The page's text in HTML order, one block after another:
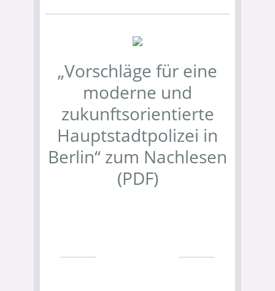
„Vorschläge für eine
moderne und
zukunftsorientierte
Hauptstadtpolizei in
Berlin“ zum Nachlesen
(PDF)